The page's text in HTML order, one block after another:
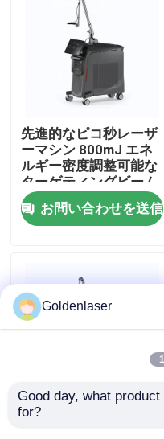
プロダクト
VRショー
私達について
工場旅行
品質管理
私達に連絡しなさい
先進的なピコ秒レーザ
ーマシン 800mJ エネ
ルギー密度調整可能な
ターゲティングビーム
お問い合わせを送信
25kg マックス 2mm-
Goldenlaser
Good day, what
for?